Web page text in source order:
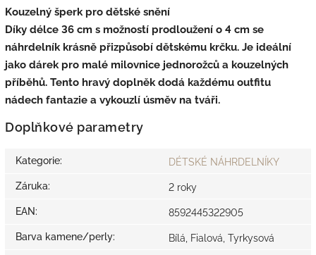
Kouzelný šperk pro dětské snění
Díky délce 36 cm s možností prodloužení o 4 cm se
náhrdelník krásně přizpůsobí dětskému krčku. Je ideální
jako dárek pro malé milovnice jednorožců a kouzelných
příběhů. Tento hravý doplněk dodá každému outfitu
nádech fantazie a vykouzlí úsměv na tváři.
Doplňkové parametry
Kategorie: DÉTSKÉ NÁHRDELNÍKY
Záruka: 2 roky
EAN: 8592445322905
Barva kamene/perly: Bílá, Fialová, Tyrkysová